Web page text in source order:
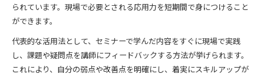
られています。現場で必要とされる応用力を短期間で身につけること
ができます。
代表的な活用法として、セミナーで学んだ内容をすぐに現場で実践
し、課題や疑問点を講師にフィードバックする方法が挙げられます。
これにより、自分の弱点や改善点を明確にし、着実にスキルアップが